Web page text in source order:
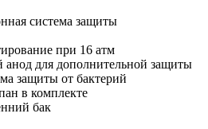
система защиты
при 16 атм
для дополнительной защиты
защиты от бактерий
в комплекте
бак